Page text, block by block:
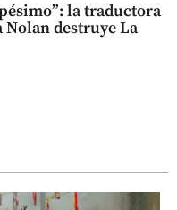
la traductora
destruye La